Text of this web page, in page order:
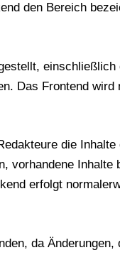
den Bereich
Das Frontend
die
vorhandene
erfolgt
da